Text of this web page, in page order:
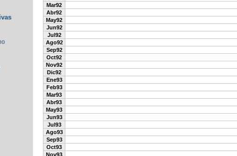
Mar92
Abr92
May92
Jun92
Jul92
Ago92
Sep92
Oct92
Nov92
Dic92
Ene93
Feb93
Mar93
Abr93
May93
Jun93
Jul93
Ago93
Sep93
Oct93
Nov93